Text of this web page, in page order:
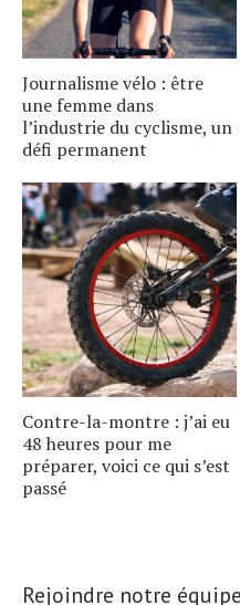
Journalisme vélo : être
une femme dans
l’industrie du cyclisme, un
défi permanent
Contre-la-montre : j’ai eu
48 heures pour me
préparer, voici ce qui s’est
passé
Rejoindre notre équipe